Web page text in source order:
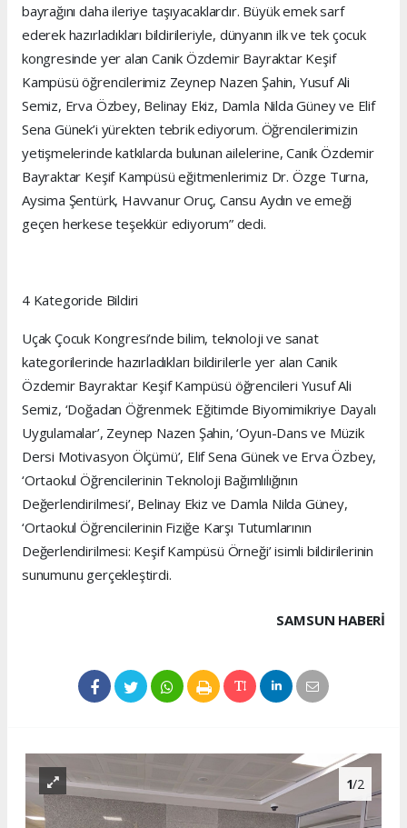
bayrağını daha ileriye taşıyacaklardır. Büyük emek sarf
ederek hazırladıkları bildirileriyle, dünyanın ilk ve tek çocuk
kongresinde yer alan Canik Özdemir Bayraktar Keşif
Kampüsü öğrencilerimiz Zeynep Nazen Şahin, Yusuf Ali
Semiz, Erva Özbey, Belinay Ekiz, Damla Nilda Güney ve Elif
Sena Günek’i yürekten tebrik ediyorum. Öğrencilerimizin
yetişmelerinde katkılarda bulunan ailelerine, Canik Özdemir
Bayraktar Keşif Kampüsü eğitmenlerimiz Dr. Özge Turna,
Aysima Şentürk, Havvanur Oruç, Cansu Aydın ve emeği
geçen herkese teşekkür ediyorum” dedi.
4 Kategoride Bildiri
Uçak Çocuk Kongresi’nde bilim, teknoloji ve sanat
kategorilerinde hazırladıkları bildirilerle yer alan Canik
Özdemir Bayraktar Keşif Kampüsü öğrencileri Yusuf Ali
Semiz, ‘Doğadan Öğrenmek: Eğitimde Biyomimikriye Dayalı
Uygulamalar’, Zeynep Nazen Şahin, ‘Oyun-Dans ve Müzik
Dersi Motivasyon Ölçümü’, Elif Sena Günek ve Erva Özbey,
‘Ortaokul Öğrencilerinin Teknoloji Bağımlılığının
Değerlendirilmesi’, Belinay Ekiz ve Damla Nilda Güney,
‘Ortaokul Öğrencilerinin Fiziğe Karşı Tutumlarının
Değerlendirilmesi: Keşif Kampüsü Örneği’ isimli bildirilerinin
sunumunu gerçekleştirdi.
SAMSUN HABERİ
1/2